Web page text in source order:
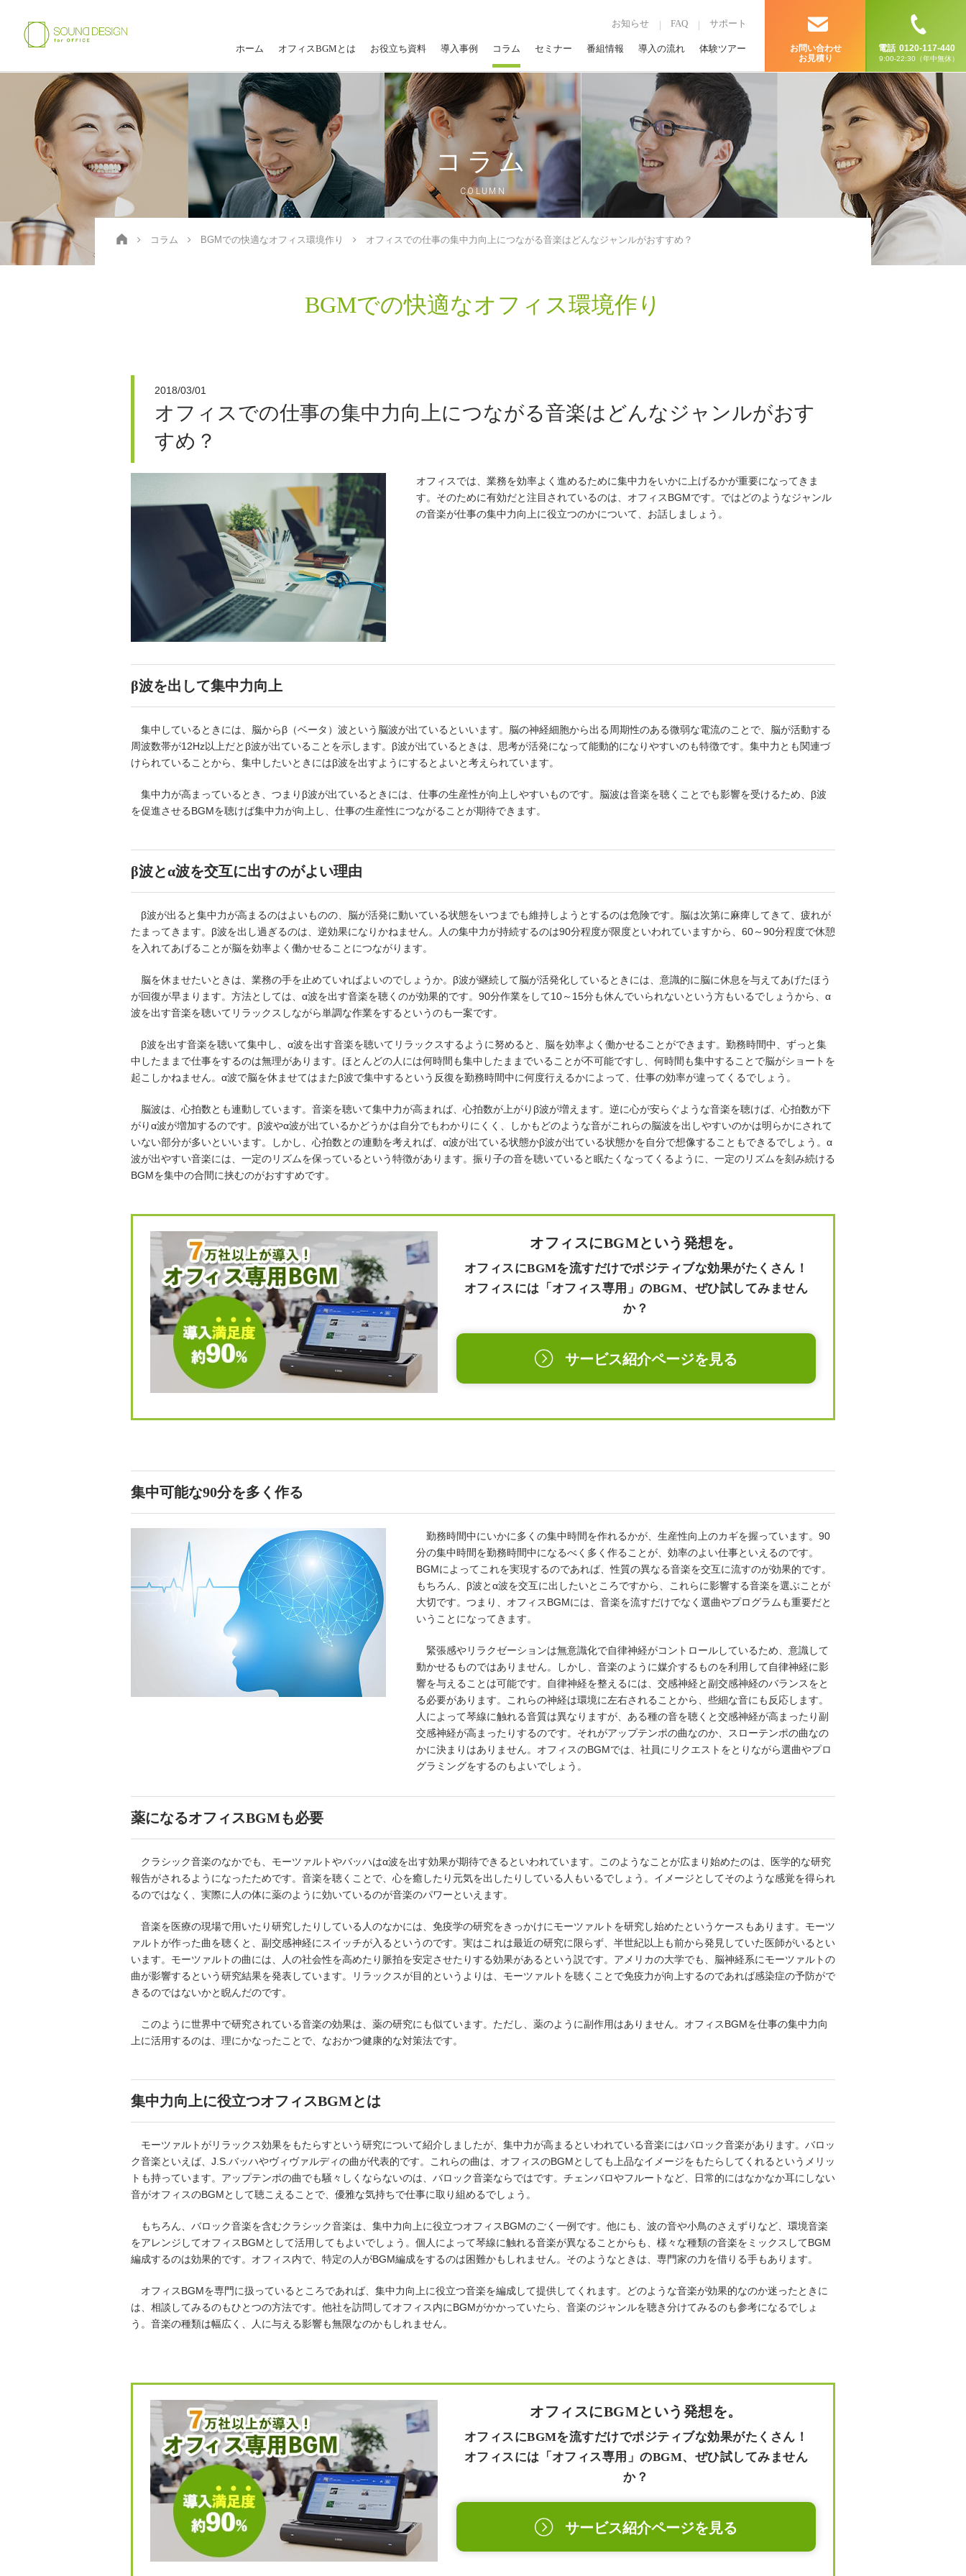
お問い合わせ
お見積り
電話 0120-117-440
9:00-22:30（年中無休）
お知らせ FAQ サポート
ホーム オフィスBGMとは お役立ち資料 導入事例 コラム セミナー 番組情報 導入の流れ 体験ツアー
コラム
COLUMN
コラム BGMでの快適なオフィス環境作り オフィスでの仕事の集中力向上につながる音楽はどんなジャンルがおすすめ？
BGMでの快適なオフィス環境作り
2018/03/01
オフィスでの仕事の集中力向上につながる音楽はどんなジャンルがおす
すめ？
オフィスでは、業務を効率よく進めるために集中力をいかに上げるかが重要になってきま
す。そのために有効だと注目されているのは、オフィスBGMです。ではどのようなジャンル
の音楽が仕事の集中力向上に役立つのかについて、お話しましょう。
β波を出して集中力向上
集中しているときには、脳からβ（ベータ）波という脳波が出ているといいます。脳の神経細胞から出る周期性のある微弱な電流のことで、脳が活動する
周波数帯が12Hz以上だとβ波が出ていることを示します。β波が出ているときは、思考が活発になって能動的になりやすいのも特徴です。集中力とも関連づ
けられていることから、集中したいときにはβ波を出すようにするとよいと考えられています。
集中力が高まっているとき、つまりβ波が出ているときには、仕事の生産性が向上しやすいものです。脳波は音楽を聴くことでも影響を受けるため、β波
を促進させるBGMを聴けば集中力が向上し、仕事の生産性につながることが期待できます。
β波とα波を交互に出すのがよい理由
β波が出ると集中力が高まるのはよいものの、脳が活発に動いている状態をいつまでも維持しようとするのは危険です。脳は次第に麻痺してきて、疲れが
たまってきます。β波を出し過ぎるのは、逆効果になりかねません。人の集中力が持続するのは90分程度が限度といわれていますから、60～90分程度で休憩
を入れてあげることが脳を効率よく働かせることにつながります。
脳を休ませたいときは、業務の手を止めていればよいのでしょうか。β波が継続して脳が活発化しているときには、意識的に脳に休息を与えてあげたほう
が回復が早まります。方法としては、α波を出す音楽を聴くのが効果的です。90分作業をして10～15分も休んでいられないという方もいるでしょうから、α
波を出す音楽を聴いてリラックスしながら単調な作業をするというのも一案です。
β波を出す音楽を聴いて集中し、α波を出す音楽を聴いてリラックスするように努めると、脳を効率よく働かせることができます。勤務時間中、ずっと集
中したままで仕事をするのは無理があります。ほとんどの人には何時間も集中したままでいることが不可能ですし、何時間も集中することで脳がショートを
起こしかねません。α波で脳を休ませてはまたβ波で集中するという反復を勤務時間中に何度行えるかによって、仕事の効率が違ってくるでしょう。
脳波は、心拍数とも連動しています。音楽を聴いて集中力が高まれば、心拍数が上がりβ波が増えます。逆に心が安らぐような音楽を聴けば、心拍数が下
がりα波が増加するのです。β波やα波が出ているかどうかは自分でもわかりにくく、しかもどのような音がこれらの脳波を出しやすいのかは明らかにされて
いない部分が多いといいます。しかし、心拍数との連動を考えれば、α波が出ている状態かβ波が出ている状態かを自分で想像することもできるでしょう。α
波が出やすい音楽には、一定のリズムを保っているという特徴があります。振り子の音を聴いていると眠たくなってくるように、一定のリズムを刻み続ける
BGMを集中の合間に挟むのがおすすめです。
オフィスにBGMという発想を。
オフィスにBGMを流すだけでポジティブな効果がたくさん！
オフィスには「オフィス専用」のBGM、ぜひ試してみません
か？
サービス紹介ページを見る
集中可能な90分を多く作る
勤務時間中にいかに多くの集中時間を作れるかが、生産性向上のカギを握っています。90
分の集中時間を勤務時間中になるべく多く作ることが、効率のよい仕事といえるのです。
BGMによってこれを実現するのであれば、性質の異なる音楽を交互に流すのが効果的です。
もちろん、β波とα波を交互に出したいところですから、これらに影響する音楽を選ぶことが
大切です。つまり、オフィスBGMには、音楽を流すだけでなく選曲やプログラムも重要だと
いうことになってきます。
緊張感やリラクゼーションは無意識化で自律神経がコントロールしているため、意識して
動かせるものではありません。しかし、音楽のように媒介するものを利用して自律神経に影
響を与えることは可能です。自律神経を整えるには、交感神経と副交感神経のバランスをと
る必要があります。これらの神経は環境に左右されることから、些細な音にも反応します。
人によって琴線に触れる音質は異なりますが、ある種の音を聴くと交感神経が高まったり副
交感神経が高まったりするのです。それがアップテンポの曲なのか、スローテンポの曲なの
かに決まりはありません。オフィスのBGMでは、社員にリクエストをとりながら選曲やプロ
グラミングをするのもよいでしょう。
薬になるオフィスBGMも必要
クラシック音楽のなかでも、モーツァルトやバッハはα波を出す効果が期待できるといわれています。このようなことが広まり始めたのは、医学的な研究
報告がされるようになったためです。音楽を聴くことで、心を癒したり元気を出したりしている人もいるでしょう。イメージとしてそのような感覚を得られ
るのではなく、実際に人の体に薬のように効いているのが音楽のパワーといえます。
音楽を医療の現場で用いたり研究したりしている人のなかには、免疫学の研究をきっかけにモーツァルトを研究し始めたというケースもあります。モーツ
ァルトが作った曲を聴くと、副交感神経にスイッチが入るというのです。実はこれは最近の研究に限らず、半世紀以上も前から発見していた医師がいるとい
います。モーツァルトの曲には、人の社会性を高めたり脈拍を安定させたりする効果があるという説です。アメリカの大学でも、脳神経系にモーツァルトの
曲が影響するという研究結果を発表しています。リラックスが目的というよりは、モーツァルトを聴くことで免疫力が向上するのであれば感染症の予防がで
きるのではないかと睨んだのです。
このように世界中で研究されている音楽の効果は、薬の研究にも似ています。ただし、薬のように副作用はありません。オフィスBGMを仕事の集中力向
上に活用するのは、理にかなったことで、なおかつ健康的な対策法です。
集中力向上に役立つオフィスBGMとは
モーツァルトがリラックス効果をもたらすという研究について紹介しましたが、集中力が高まるといわれている音楽にはバロック音楽があります。バロッ
ク音楽といえば、J.S.バッハやヴィヴァルディの曲が代表的です。これらの曲は、オフィスのBGMとしても上品なイメージをもたらしてくれるというメリッ
トも持っています。アップテンポの曲でも騒々しくならないのは、バロック音楽ならではです。チェンバロやフルートなど、日常的にはなかなか耳にしない
音がオフィスのBGMとして聴こえることで、優雅な気持ちで仕事に取り組めるでしょう。
もちろん、バロック音楽を含むクラシック音楽は、集中力向上に役立つオフィスBGMのごく一例です。他にも、波の音や小鳥のさえずりなど、環境音楽
をアレンジしてオフィスBGMとして活用してもよいでしょう。個人によって琴線に触れる音楽が異なることからも、様々な種類の音楽をミックスしてBGM
編成するのは効果的です。オフィス内で、特定の人がBGM編成をするのは困難かもしれません。そのようなときは、専門家の力を借りる手もあります。
オフィスBGMを専門に扱っているところであれば、集中力向上に役立つ音楽を編成して提供してくれます。どのような音楽が効果的なのか迷ったときに
は、相談してみるのもひとつの方法です。他社を訪問してオフィス内にBGMがかかっていたら、音楽のジャンルを聴き分けてみるのも参考になるでしょ
う。音楽の種類は幅広く、人に与える影響も無限なのかもしれません。
オフィスにBGMという発想を。
オフィスにBGMを流すだけでポジティブな効果がたくさん！
オフィスには「オフィス専用」のBGM、ぜひ試してみません
か？
サービス紹介ページを見る